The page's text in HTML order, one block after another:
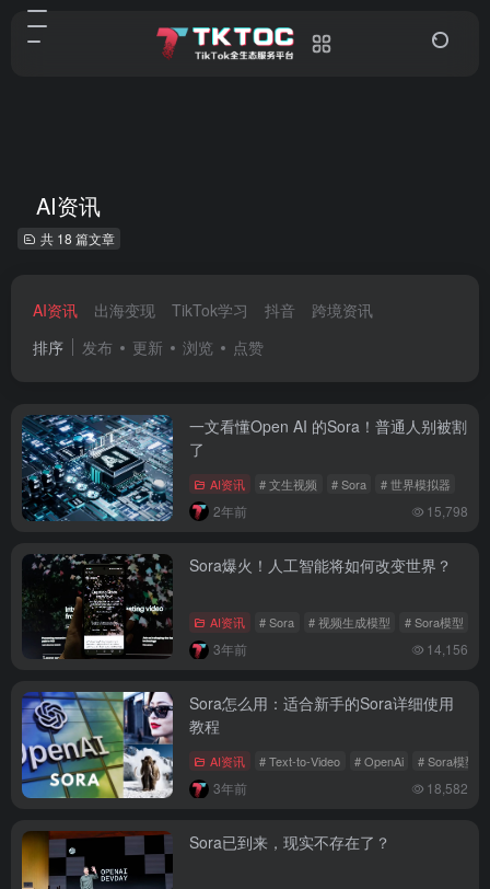
AI资讯
共 18 篇文章
AI资讯 出海变现 TikTok学习 抖音
跨境资讯
排序
发布 更新 浏览 点赞
一文看懂Open AI 的Sora！普通人别被割
了
AI资讯 # 文生视频 # Sora # 世界模拟器
2年前 15,798
Sora爆火！人工智能将如何改变世界？
AI资讯 # Sora # 视频生成模型 # Sora模型
3年前 14,156
Sora怎么用：适合新手的Sora详细使用
教程
AI资讯 # Text-to-Video # OpenAi # Sora模型
3年前 18,582
Sora已到来，现实不存在了？